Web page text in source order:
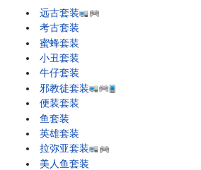
远古套装
考古套装
蜜蜂套装
小丑套装
牛仔套装
邪教徒套装
便装套装
鱼套装
英雄套装
拉弥亚套装
美人鱼套装